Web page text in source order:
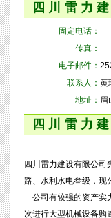
四川雷力
固定电话：
传真：
电子邮件：
联系人： 黄
地址： 眉
四川雷力
四川雷力建
四川雷力建设有限公
路、水利水电叁级，现
公司有较强的资产实
次进行大型机械设备购